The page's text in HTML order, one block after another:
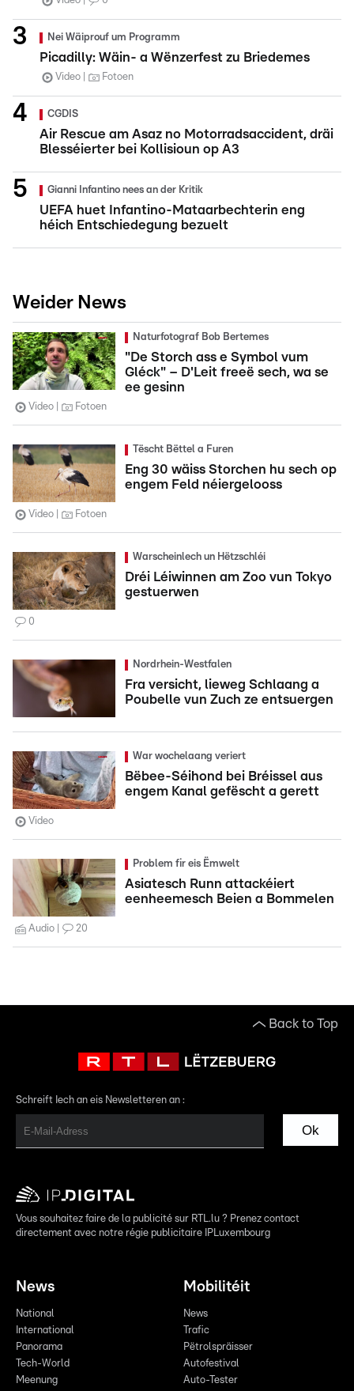
Nei Wäiprouf um Programm
Picadilly: Wäin- a Wënzerfest zu Briedemes
Video Fotoen
CGDIS
Air Rescue am Asaz no Motorradsaccident, dräi
Blesséierter bei Kollisioun op A3
Gianni Infantino nees an der Kritik
UEFA huet Infantino-Mataarbechterin eng
héich Entschiedegung bezuelt
Weider News
Naturfotograf Bob Bertemes
"De Storch ass e Symbol vum
Gléck" – D'Leit freeë sech, wa se
ee gesinn
Video Fotoen
Tëscht Bëttel a Furen
Eng 30 wäiss Storchen hu sech op
engem Feld néiergelooss
Video Fotoen
Warscheinlech un Hëtzschléi
Dréi Léiwinnen am Zoo vun Tokyo
gestuerwen
0
Nordrhein-Westfalen
Fra versicht, lieweg Schlaang a
Poubelle vun Zuch ze entsuergen
War wochelaang veriert
Bëbee-Séihond bei Bréissel aus
engem Kanal gefëscht a gerett
Video
Problem fir eis Ëmwelt
Asiatesch Runn attackéiert
eenheemesch Beien a Bommelen
Audio 20
Back to Top
Schreift Iech an eis Newsletteren an :
Ok
Vous souhaitez faire de la publicité sur RTL.lu ? Prenez contact
directement avec notre régie publicitaire IPLuxembourg
News
National
International
Panorama
Tech-World
Meenung
Mobilitéit
News
Trafic
Pëtrolspräisser
Autofestival
Auto-Tester